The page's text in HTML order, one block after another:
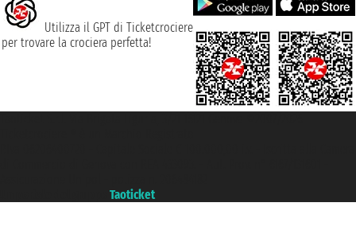
Utilizza il GPT di Ticketcrociere
per trovare la crociera perfetta!
Taoticket